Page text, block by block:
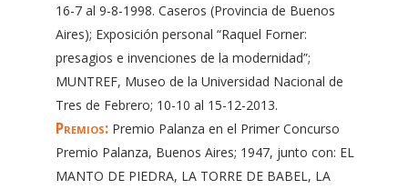
16-7 al 9-8-1998. Caseros (Provincia de Buenos
Aires); Exposición personal “Raquel Forner:
presagios e invenciones de la modernidad”;
MUNTREF, Museo de la Universidad Nacional de
Tres de Febrero; 10-10 al 15-12-2013.
Premios:Premio Palanza en el Primer Concurso
Premio Palanza, Buenos Aires; 1947, junto con: EL
MANTO DE PIEDRA, LA TORRE DE BABEL, LA